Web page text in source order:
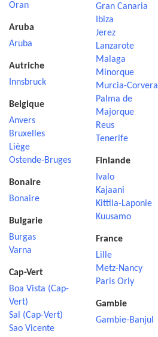
Oran
Aruba
Aruba
Autriche
Innsbruck
Belgique
Anvers
Bruxelles
Liège
Ostende-Bruges
Bonaire
Bonaire
Bulgarie
Burgas
Varna
Cap-Vert
Boa Vista (Cap-
Vert)
Sal (Cap-Vert)
Sao Vicente
Gran Canaria
Ibiza
Jerez
Lanzarote
Malaga
Minorque
Murcia-Corvera
Palma de
Majorque
Reus
Tenerife
Finlande
Ivalo
Kajaani
Kittila-Laponie
Kuusamo
France
Lille
Metz-Nancy
Paris Orly
Gambie
Gambie-Banjul